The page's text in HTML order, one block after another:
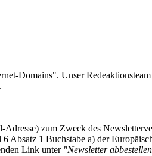
Domains". Unser
zum Zweck des
1 Buchstabe a) der
Link unter "Newsletter